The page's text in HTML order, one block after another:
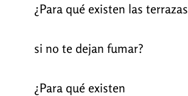
¿Para qué existen las terrazas
si no te dejan fumar?
¿Para qué existen